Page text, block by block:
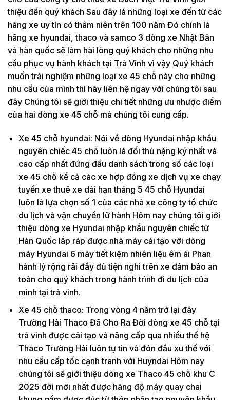
thiệu đến quý khách Sau đây là những loại xe đến từ các
hãng xe uy tín có thâm niên trên 100 năm Đó chính là
hãng xe hyundai, thaco và samco 3 dòng xe Nhật Bản
và hàn quốc sẽ làm hài lòng quý khách cho những nhu
cầu phục vụ hành khách tại Trà Vinh vì vậy Quý khách
muốn trải nghiệm những loại xe 45 chỗ này cho những
nhu cầu của mình thì hãy liên hệ ngay với chúng tôi sau
đây Chúng tôi sẽ giới thiệu chi tiết những ưu nhược điểm
của hai dòng xe 45 chỗ mà chúng tôi cung cấp.
Xe 45 chỗ hyundai: Nói về dòng Hyundai nhập khẩu
nguyên chiếc 45 chỗ luôn là đối thủ nặng ký nhất và
cao cấp nhất đứng đầu danh sách trong số các loại
xe 45 chỗ kể cả các xe hợp đồng xe dịch vụ xe chạy
tuyến xe thuê xe dài hạn tháng 5 45 chỗ Hyundai
luôn là lựa chọn số 1 của các nhà xe công ty tổ chức
du lịch và vận chuyển lữ hành Hôm nay chúng tôi giới
thiệu dòng xe Hyundai nhập khẩu nguyên chiếc từ
Hàn Quốc lắp ráp được nhà máy cải tạo với dòng
máy Hyundai 6 máy tiết kiệm nhiên liệu êm ái Phan
hành lý rộng rãi đầy đủ tiện nghi trên xe đảm bảo an
toàn cho quý khách trong hành trình đi du lịch của
mình tại trà vinh.
Xe 45 chỗ thaco: Trong vòng 4 năm trở lại đây
Trường Hải Thaco Đã Cho Ra Đời dòng xe 45 chỗ tại
trà vinh được cải tạo và nâng cấp qua nhiều thế hệ
Thaco Trường Hải luôn tự tin và đón đầu xu thế với
nhu cầu cấp tốc cạnh tranh với Huyndai Hôm nay
chúng tôi sẽ giới thiệu dòng xe Thaco 45 chỗ khu C
2025 đời mới nhất được hãng độ máy quay chai